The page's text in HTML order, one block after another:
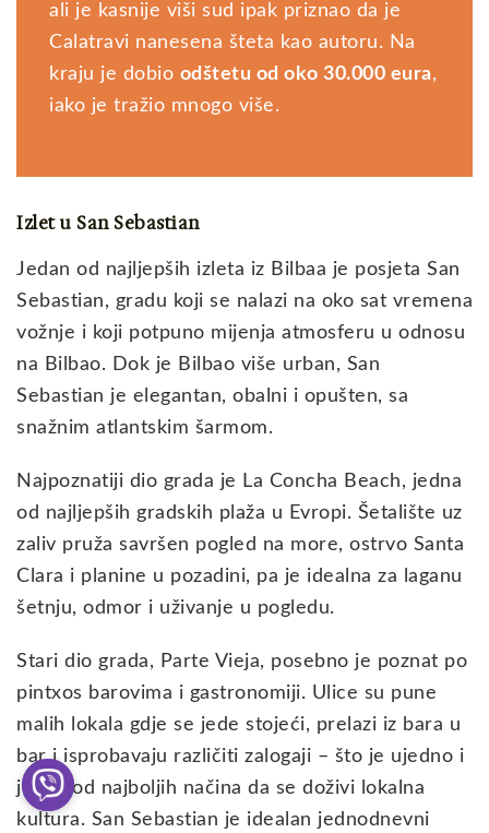
ali je kasnije viši sud ipak priznao da je
Calatravi nanesena šteta kao autoru. Na
kraju je dobio odštetu od oko 30.000 eura,
iako je tražio mnogo više.
Izlet u San Sebastian
Jedan od najljepših izleta iz Bilbaa je posjeta San
Sebastian, gradu koji se nalazi na oko sat vremena
vožnje i koji potpuno mijenja atmosferu u odnosu
na Bilbao. Dok je Bilbao više urban, San
Sebastian je elegantan, obalni i opušten, sa
snažnim atlantskim šarmom.
Najpoznatiji dio grada je La Concha Beach, jedna
od najljepših gradskih plaža u Evropi. Šetalište uz
zaliv pruža savršen pogled na more, ostrvo Santa
Clara i planine u pozadini, pa je idealna za laganu
šetnju, odmor i uživanje u pogledu.
Stari dio grada, Parte Vieja, posebno je poznat po
pintxos barovima i gastronomiji. Ulice su pune
malih lokala gdje se jede stojeći, prelazi iz bara u
bar i isprobavaju različiti zalogaji – što je ujedno i
jedan od najboljih načina da se doživi lokalna
kultura. San Sebastian je idealan jednodnevni